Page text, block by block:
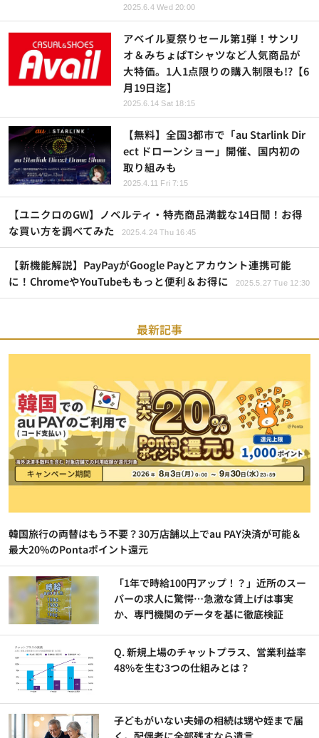
2025.6.4 Wed 20:00
アベイル夏祭りセール第1弾！サンリ
オ＆みちょぱTシャツなど人気商品が
大特価。1人1点限りの購入制限も!?【6
月19日迄】
2025.6.14 Sat 18:15
【無料】全国3都市で「au Starlink Dir
ect ドローンショー」開催、国内初の
取り組みも
2025.4.11 Fri 7:15
【ユニクロのGW】ノベルティ・特売商品満載な14日間！お得
な買い方を調べてみた
2025.4.24 Thu 16:45
【新機能解説】PayPayがGoogle Payとアカウント連携可能
に！ChromeやYouTubeももっと便利＆お得に
2025.5.27 Tue 12:30
最新記事
韓国旅行の両替はもう不要？30万店舗以上でau PAY決済が可能＆
最大20%のPontaポイント還元
「1年で時給100円アップ！？」近所のスー
パーの求人に驚愕…急激な賃上げは事実
か、専門機関のデータを基に徹底検証
Q. 新規上場のチャットプラス、営業利益率
48%を生む3つの仕組みとは？
子どもがいない夫婦の相続は甥や姪まで届